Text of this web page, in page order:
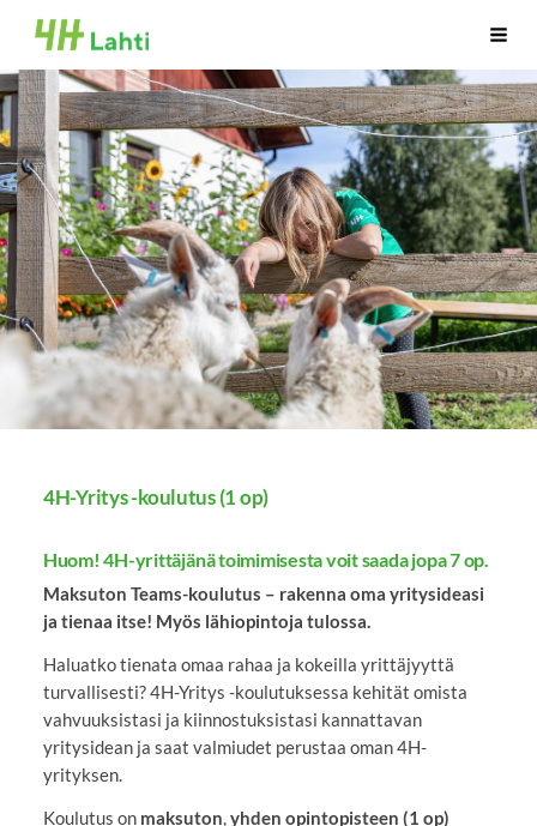
Siirry
sivun
sisältöön
Lahden 4H-yhdistys ry
4H-Yritys -koulutus (1 op)
Huom! 4H-yrittäjänä toimimisesta voit saada jopa 7 op.
Maksuton Teams-koulutus – rakenna oma yritysideasi
ja tienaa itse! Myös lähiopintoja tulossa.
Haluatko tienata omaa rahaa ja kokeilla yrittäjyyttä
turvallisesti? 4H-Yritys -koulutuksessa kehität omista
vahvuuksistasi ja kiinnostuksistasi kannattavan
yritysidean ja saat valmiudet perustaa oman 4H-
yrityksen.
Koulutus on maksuton,yhden opintopisteen (1 op)